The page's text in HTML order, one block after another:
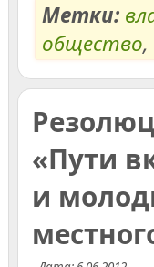
Метки:
общество,
«Пути
и